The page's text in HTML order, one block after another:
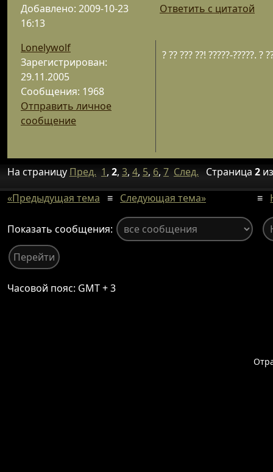
Добавлено: 2009-10-23
16:13
Ответить с цитатой
Lonelywolf
Зарегистрирован:
29.11.2005
Сообщения: 1968
Отправить личное
сообщение
? ?? ??? ??! ?????-?????. ?
На страницу Пред. 1, 2, 3, 4, 5, 6, 7 След. Страница 2
«Предыдущая тема ≡ Следующая тема» ≡
Показать сообщения:
Часовой пояс: GMT + 3